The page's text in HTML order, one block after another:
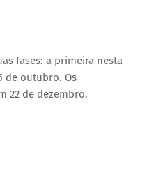
fases: a primeira nesta
de outubro. Os
22 de dezembro.